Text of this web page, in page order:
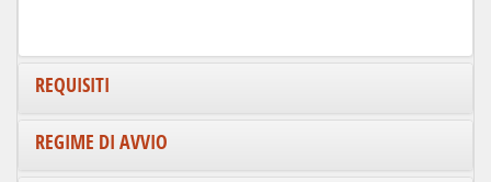
REQUISITI
REGIME DI AVVIO